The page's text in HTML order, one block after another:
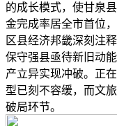
的成长模式，使甘泉
金完成率居全市首位
区县经济邦畿深刻注
保守强县亟待新旧动
产立异实现冲破。正
型已刻不容缓，而文
破局环节。